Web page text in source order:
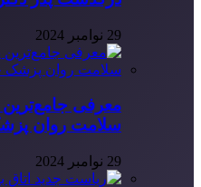
29 نوامبر 2024
معرفی
سلامت روان
29 نوامبر 2024